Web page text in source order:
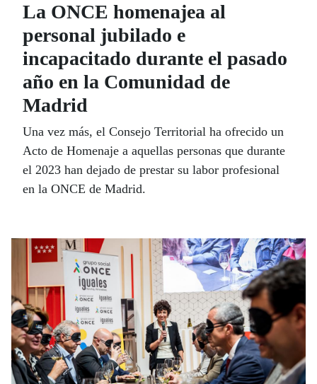
La ONCE homenajea al
personal jubilado e
incapacitado durante el pasado
año en la Comunidad de
Madrid
Una vez más, el Consejo Territorial ha ofrecido un
Acto de Homenaje a aquellas personas que durante
el 2023 han dejado de prestar su labor profesional
en la ONCE de Madrid.